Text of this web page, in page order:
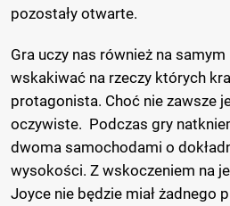
pozostały otwarte.
Gra uczy nas również na
wskakiwać na rzeczy których
protagonista. Choć nie zawsze
oczywiste. Podczas gry
dwoma samochodami o
wysokości. Z wskoczeniem na
Joyce nie będzie miał żadnego